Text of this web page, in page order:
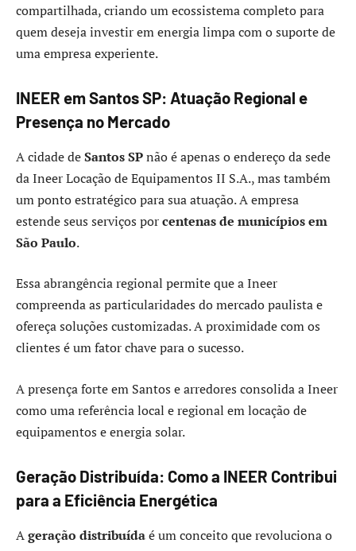
compartilhada, criando um ecossistema completo para
quem deseja investir em energia limpa com o suporte de
uma empresa experiente.
INEER em Santos SP: Atuação Regional e
Presença no Mercado
A cidade deSantos SPnão é apenas o endereço da sede
da Ineer Locação de Equipamentos II S.A., mas também
um ponto estratégico para sua atuação. A empresa
estende seus serviços porcentenas de municípios em
São Paulo.
Essa abrangência regional permite que a Ineer
compreenda as particularidades do mercado paulista e
ofereça soluções customizadas. A proximidade com os
clientes é um fator chave para o sucesso.
A presença forte em Santos e arredores consolida a Ineer
como uma referência local e regional em locação de
equipamentos e energia solar.
Geração Distribuída: Como a INEER Contribui
para a Eficiência Energética
Ageração distribuídaé um conceito que revoluciona o